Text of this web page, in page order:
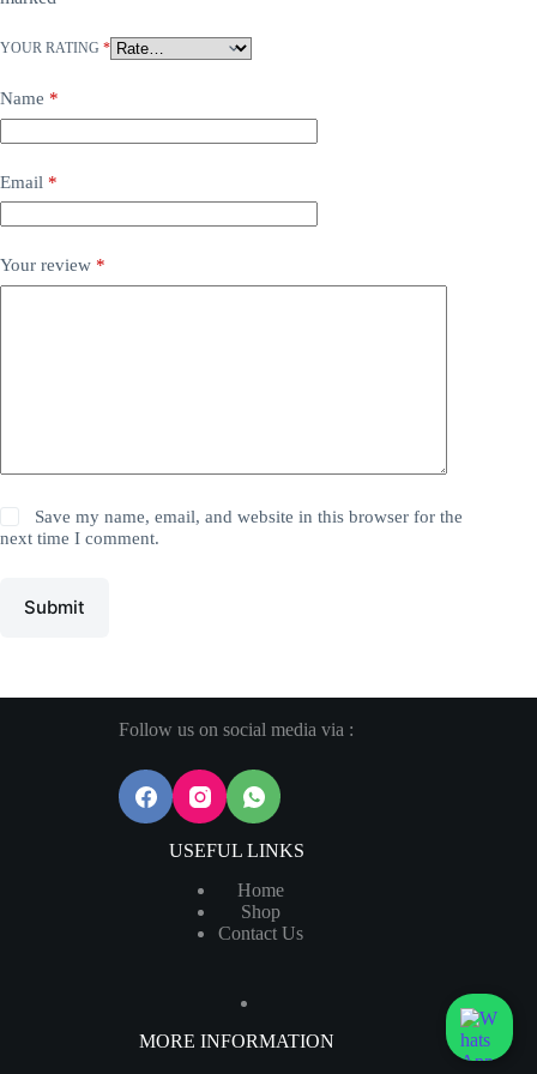
YOUR RATING *
Name *
Email *
Your review *
Save my name, email, and website in this browser for the
next time I comment.
Submit
Follow us on social media via :
USEFUL LINKS
Home
Shop
Contact Us
MORE INFORMATION